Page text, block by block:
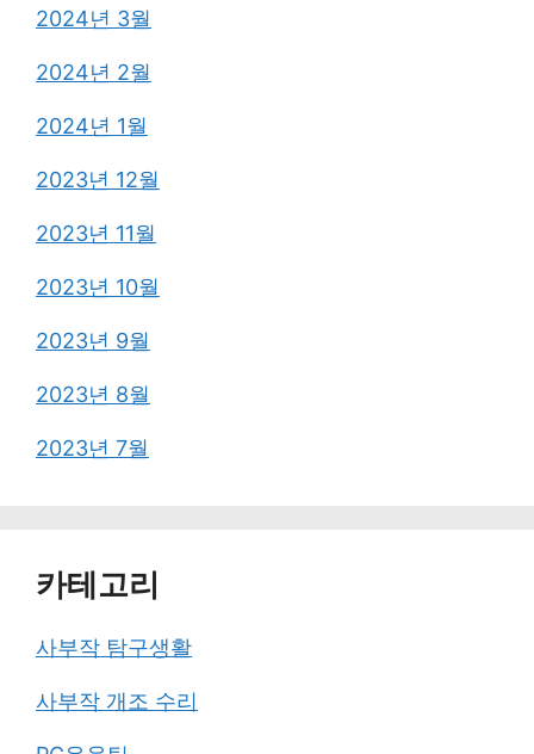
2024년 3월
2024년 2월
2024년 1월
2023년 12월
2023년 11월
2023년 10월
2023년 9월
2023년 8월
2023년 7월
카테고리
사부작 탐구생활
사부작 개조 수리